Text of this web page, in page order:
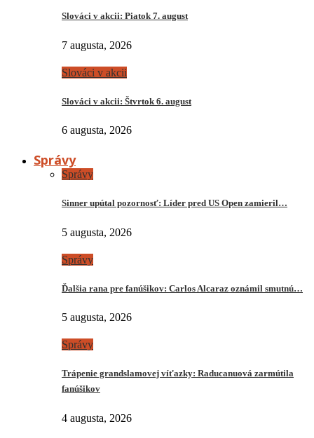
Slováci v akcii: Piatok 7. august
7 augusta, 2026
Slováci v akcii
Slováci v akcii: Štvrtok 6. august
6 augusta, 2026
Správy
Správy
Sinner upútal pozornosť: Líder pred US Open zamieril…
5 augusta, 2026
Správy
Ďalšia rana pre fanúšikov: Carlos Alcaraz oznámil smutnú…
5 augusta, 2026
Správy
Trápenie grandslamovej víťazky: Raducanuová zarmútila
fanúšikov
4 augusta, 2026